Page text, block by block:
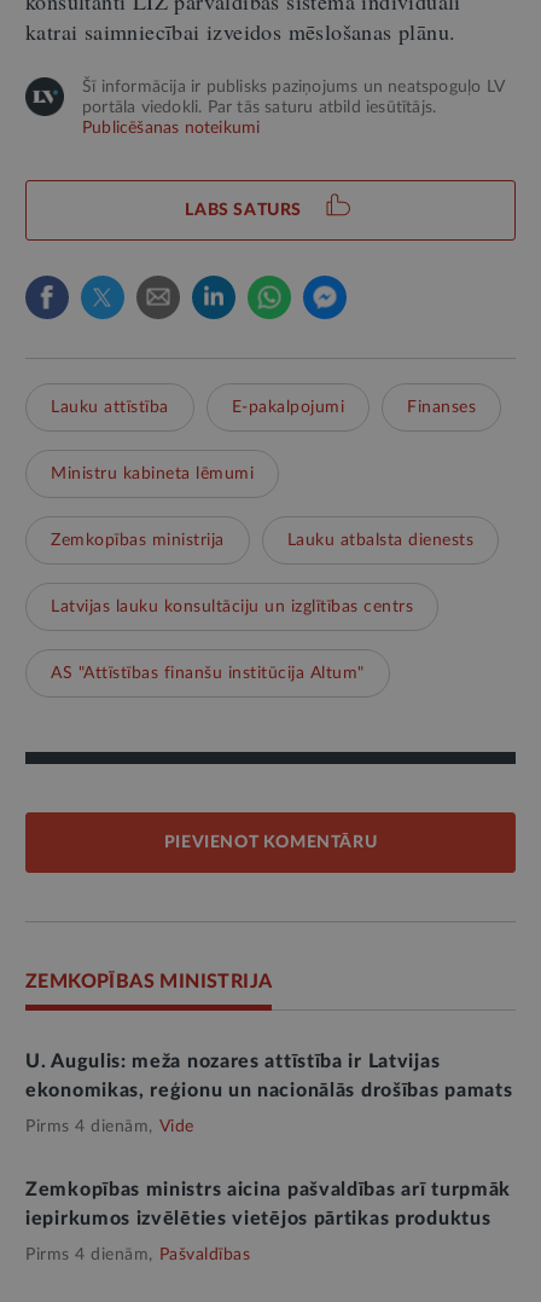
katrai saimniecībai izveidos mēslošanas plānu.
Šī informācija ir publisks paziņojums un neatspoguļo LV
portāla viedokli. Par tās saturu atbild iesūtītājs.
Publicēšanas noteikumi
LABS SATURS
Lauku attīstība E-pakalpojumi Finanses
Ministru kabineta lēmumi
Zemkopības ministrija Lauku atbalsta dienests
Latvijas lauku konsultāciju un izglītības centrs
AS "Attīstības finanšu institūcija Altum"
PIEVIENOT KOMENTĀRU
ZEMKOPĪBAS MINISTRIJA
U. Augulis: meža nozares attīstība ir Latvijas
ekonomikas, reģionu un nacionālās drošības pamats
Pirms 4 dienām, Vide
Zemkopības ministrs aicina pašvaldības arī turpmāk
iepirkumos izvēlēties vietējos pārtikas produktus
Pirms 4 dienām, Pašvaldības